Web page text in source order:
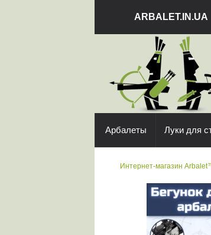
ARBALET.IN.UA
Арбалеты Луки для
Интернет-магазин